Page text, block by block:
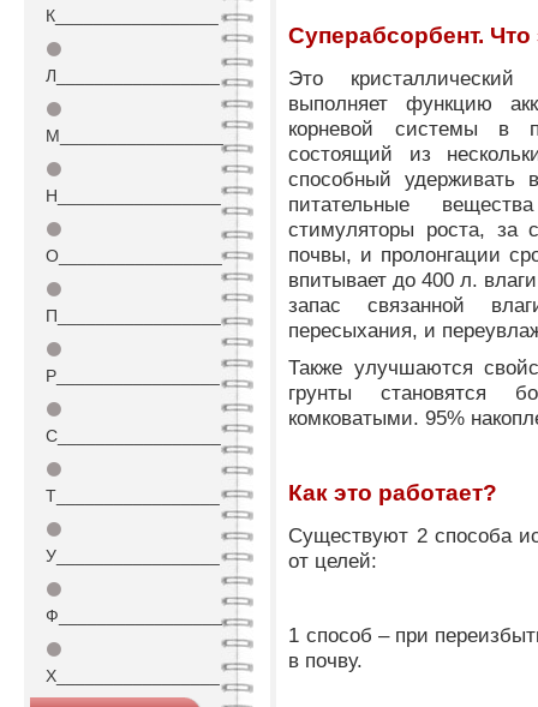
К_________________
⚫
Л_________________
⚫
М_________________
⚫
Н_________________
⚫
О_________________
⚫
П_________________
⚫
Р_________________
⚫
С_________________
⚫
Т_________________
⚫
У_________________
⚫
Ф_________________
⚫
Х_________________
Суперабсорбент. Что
Это
выполняет функцию
корневой системы в
состоящий из
способный удерживать
питательные
стимуляторы роста, за
почвы, и пролонгации
впитывает до 400 л.
запас связанной
пересыхания, и
Также улучшаются
грунты
комковатыми. 95%
Как это работает?
Существуют 2 способа
от целей:
1 способ – при
в почву.